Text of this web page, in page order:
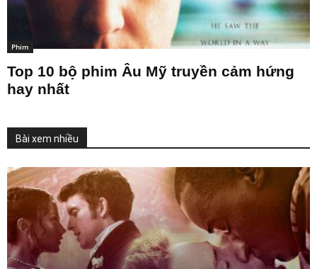
Phim
Top 10 bộ phim Âu Mỹ truyền cảm hứng
hay nhất
Bài xem nhiều